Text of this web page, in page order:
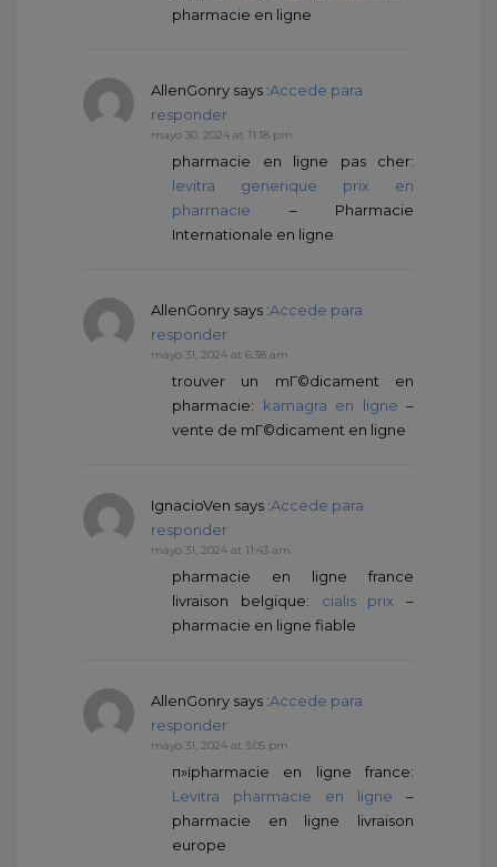
pharmacie en ligne
AllenGonry says :Accede para
responder
mayo 30, 2024 at 11:18 pm
pharmacie en ligne pas cher:
levitra generique prix en
pharmacie – Pharmacie
Internationale en ligne
AllenGonry says :Accede para
responder
mayo 31, 2024 at 6:38 am
trouver un mГ©dicament en
pharmacie: kamagra en ligne –
vente de mГ©dicament en ligne
IgnacioVen says :Accede para
responder
mayo 31, 2024 at 11:43 am
pharmacie en ligne france
livraison belgique: cialis prix –
pharmacie en ligne fiable
AllenGonry says :Accede para
responder
mayo 31, 2024 at 3:05 pm
п»їpharmacie en ligne france:
Levitra pharmacie en ligne –
pharmacie en ligne livraison
europe